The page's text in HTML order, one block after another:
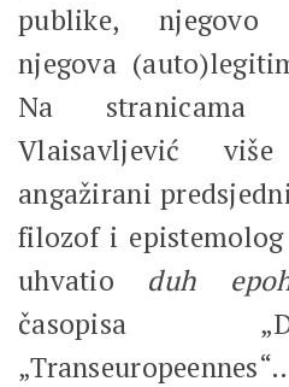
publike, njegovo
njegova
Na stranicama
Vlaisavljević
angažirani
filozof i
uhvatio duh
časopisa